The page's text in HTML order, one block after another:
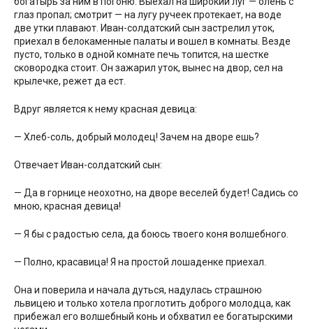
глаз пропал; смотрит — на лугу ручеек протекает, на воде
две утки плавают. Иван-солдатский сын застрелил уток,
приехал в белокаменные палаты и вошел в комнаты. Везде
пусто, только в одной комнате печь топится, на шестке
сковородка стоит. Он зажарил уток, вынес на двор, сел на
крылечке, режет да ест.
Вдруг является к нему красная девица:
— Хлеб-соль, добрый молодец! Зачем на дворе ешь?
Отвечает Иван-солдатский сын:
— Да в горнице неохотно, на дворе веселей будет! Садись со
мною, красная девица!
— Я бы с радостью села, да боюсь твоего коня волшебного.
— Полно, красавица! Я на простой лошаденке приехал.
Она и поверила и начала дуться, надулась страшною
львицею и только хотела проглотить доброго молодца, как
прибежал его волшебный конь и обхватил ее богатырскими